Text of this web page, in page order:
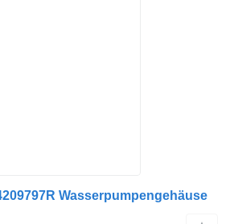
Wasserpumpengehäuse